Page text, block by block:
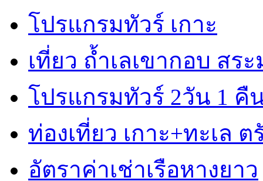
โปรแกรมทัวร์ เกาะ
เที่ยว ถ้ำเลเขากอบ สร
โปรแกรมทัวร์ 2วัน 1 คื
ท่องเที่ยว เกาะ+ทะเล ต
อัตราค่าเช่าเรือหางยาว